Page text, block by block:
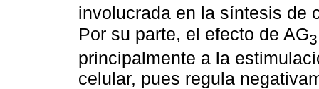
involucrada en la síntesis de
Por su parte, el efecto de AG3
principalmente a la
celular, pues regula